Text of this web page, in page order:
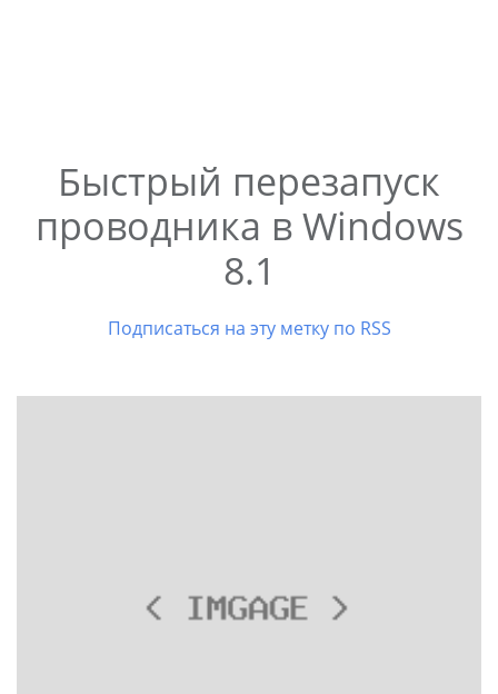
Быстрый перезапуск
проводника в Windows
8.1
Подписаться на эту метку по RSS